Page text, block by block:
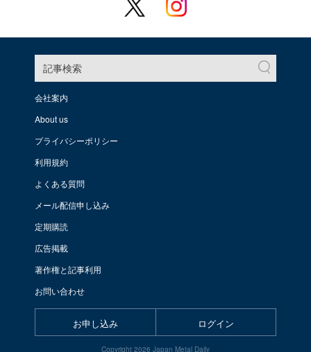
記事検索
会社案内
About us
プライバシーポリシー
利用規約
よくある質問
メール配信申し込み
定期購読
広告掲載
著作権と記事利用
お問い合わせ
お申し込み ログイン
Copyright 2026 Japan Metal Daily